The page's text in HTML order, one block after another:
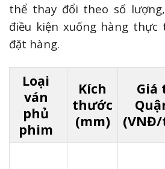
thể thay đổi theo số
điều kiện xuống hàng thực
đặt hàng.
Loại
ván
phủ
phim
Kích
thước
(mm)
Giá